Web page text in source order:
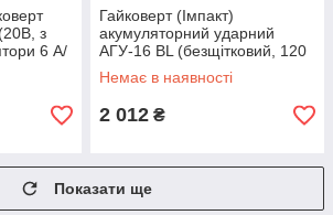
з
6 А/
Гайковерт (Імпакт)
акумуляторний ударний
АГУ-16 BL (безщітковий, 120
Нм)
Немає в наявності
2 012 ₴
Показати ще